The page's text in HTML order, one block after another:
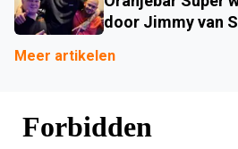
door Jimmy van
Meer artikelen